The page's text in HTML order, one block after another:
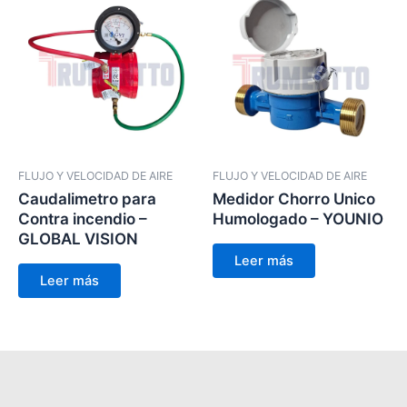
FLUJO Y VELOCIDAD DE AIRE
Caudalimetro para
Contra incendio –
GLOBAL VISION
Leer más
FLUJO Y VELOCIDAD DE AIRE
Medidor Chorro Unico
Humologado – YOUNIO
Leer más